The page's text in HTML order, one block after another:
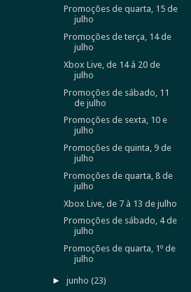
Promoções de quarta, 15 de
julho
Promoções de terça, 14 de
julho
Xbox Live, de 14 à 20 de
julho
Promoções de sábado, 11
de julho
Promoções de sexta, 10 e
julho
Promoções de quinta, 9 de
julho
Promoções de quarta, 8 de
julho
Xbox Live, de 7 à 13 de julho
Promoções de sábado, 4 de
julho
Promoções de quarta, 1º de
julho
►junho(23)